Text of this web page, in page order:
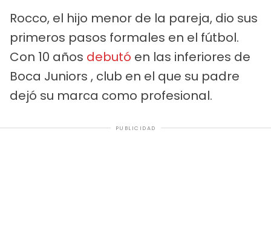
Rocco, el hijo menor de la pareja, dio sus
primeros pasos formales en el fútbol.
Con 10 años debutó en las inferiores de
Boca Juniors , club en el que su padre
dejó su marca como profesional.
PUBLICIDAD